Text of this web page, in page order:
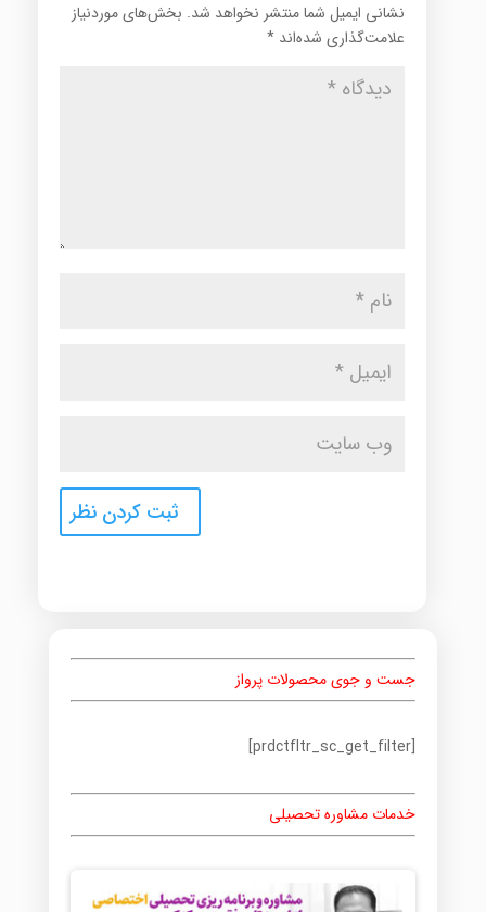
نشانی ایمیل شما منتشر نخواهد شد. بخش‌های موردنیاز
علامت‌گذاری شده‌اند *
جست و جوی محصولات پرواز
[prdctfltr_sc_get_filter]
خدمات مشاوره تحصیلی